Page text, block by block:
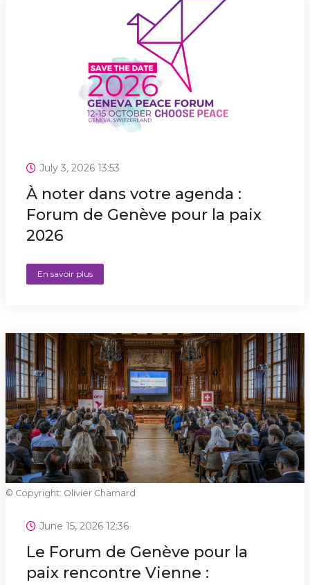
July 3, 2026 13:53
À noter dans votre agenda :
Forum de Genève pour la paix
2026
En savoir plus
© Copyright: Olivier Chamard
June 15, 2026 12:36
Le Forum de Genève pour la
paix rencontre Vienne :